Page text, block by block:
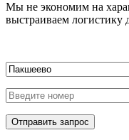
Мы не экономим на
выстраиваем логистику